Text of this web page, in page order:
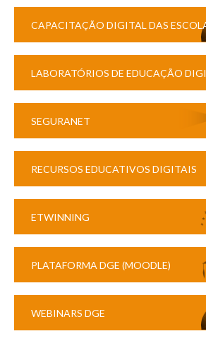
CAPACITAÇÃO DIGITAL DAS
LABORATÓRIOS DE EDUCAÇÃO
SEGURANET
RECURSOS EDUCATIVOS DIGITAIS
ETWINNING
PLATAFORMA DGE (MOODLE)
WEBINARS DGE